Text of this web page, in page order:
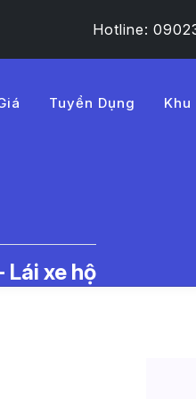
Hotline:
Tuyển Dụng
Lái xe hộ
Hộ | LMD -